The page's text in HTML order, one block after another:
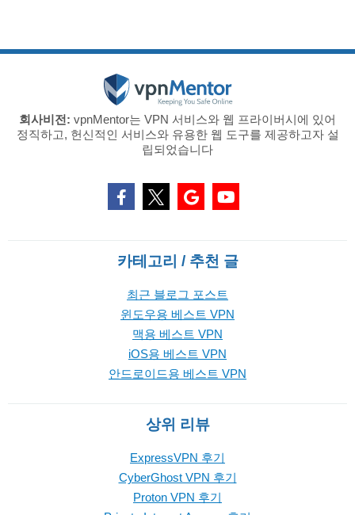
회사비전: vpnMentor는 VPN 서비스와 웹 프라이버시에 있어
정직하고, 헌신적인 서비스와 유용한 웹 도구를 제공하고자 설
립되었습니다
카테고리 / 추천 글
최근 블로그 포스트
윈도우용 베스트 VPN
맥용 베스트 VPN
iOS용 베스트 VPN
안드로이드용 베스트 VPN
상위 리뷰
ExpressVPN 후기
CyberGhost VPN 후기
Proton VPN 후기